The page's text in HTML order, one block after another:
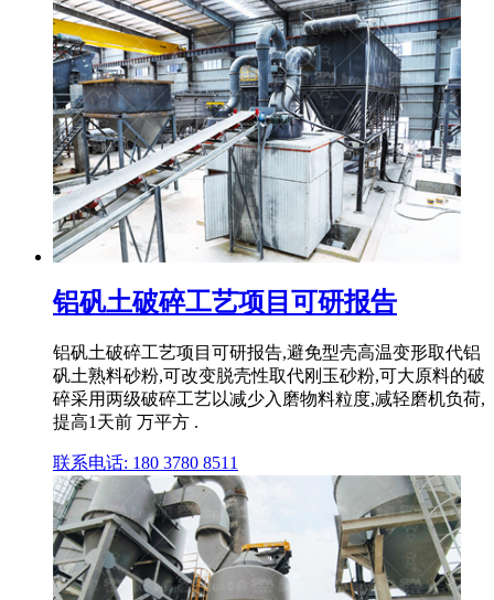
铝矾土破碎工艺项目可研报告
铝矾土破碎工艺项目可研报告,避免型壳高温变形取代铝
矾土熟料砂粉,可改变脱壳性取代刚玉砂粉,可大原料的破
碎采用两级破碎工艺以减少入磨物料粒度,减轻磨机负荷,
提高1天前 万平方 .
联系电话: 180 3780 8511